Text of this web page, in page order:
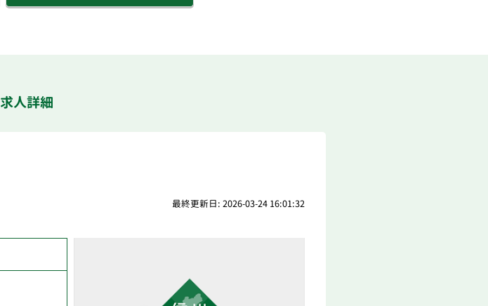
求人詳細
最終更新日: 2026-03-24 16:01:32